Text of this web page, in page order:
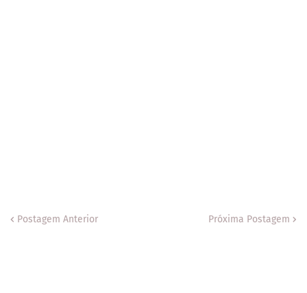
Postagem Anterior Próxima Postagem